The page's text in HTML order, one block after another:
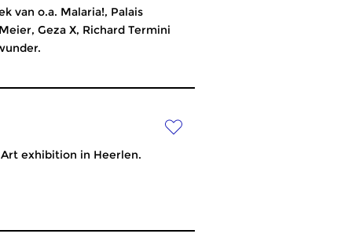
van o.a. Malaria!, Palais
Geza X, Richard Termini
exhibition in Heerlen.